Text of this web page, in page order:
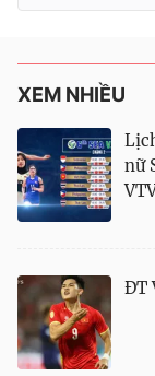
XEM NHIỀU
nữ
ĐT